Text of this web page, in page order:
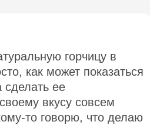
горчицу в
как может показаться
сделать ее
вкусу совсем
то говорю, что делаю